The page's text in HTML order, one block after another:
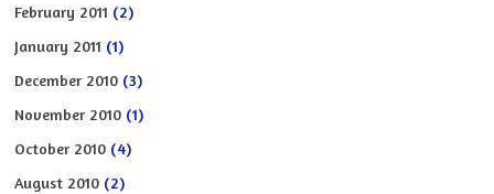
February 2011 (2)
January 2011 (1)
December 2010 (3)
November 2010 (1)
October 2010 (4)
August 2010 (2)